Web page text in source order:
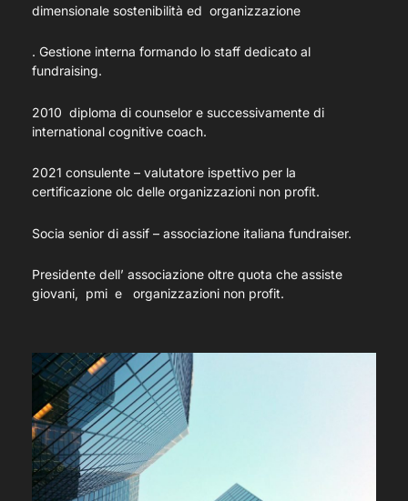
dimensionale sostenibilità ed organizzazione
. Gestione interna formando lo staff dedicato al
fundraising.
2010 diploma di counselor e successivamente di
international cognitive coach.
2021 consulente – valutatore ispettivo per la
certificazione olc delle organizzazioni non profit.
Socia senior di assif – associazione italiana fundraiser.
Presidente dell’ associazione oltre quota che assiste
giovani, pmi e organizzazioni non profit.